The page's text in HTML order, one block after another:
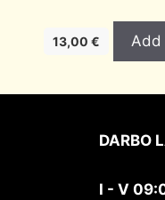
13,00 € Add
DARBO
I - V